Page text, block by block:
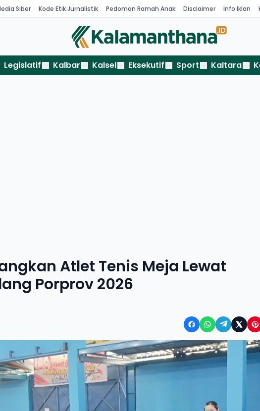
Siber Kode Etik Jurnalistik Pedoman Ramah Anak Disclaimer Info Iklan
Legislatif Kalbar Kalsel Eksekutif Sport Kaltara
Atlet Tenis Meja Lewat
Porprov 2026